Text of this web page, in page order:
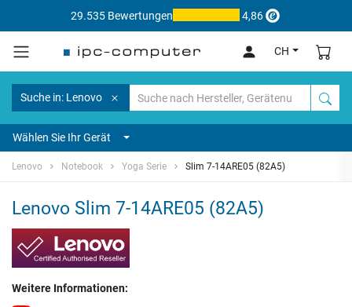
29.535 Bewertungen 4,86
CH
Suche in: Lenovo
Wählen Sie Ihr Gerät
Lenovo Notebook Yoga Serie Slim 7-14ARE05 (82A5)
Lenovo Slim 7-14ARE05 (82A5)
Weitere Informationen: